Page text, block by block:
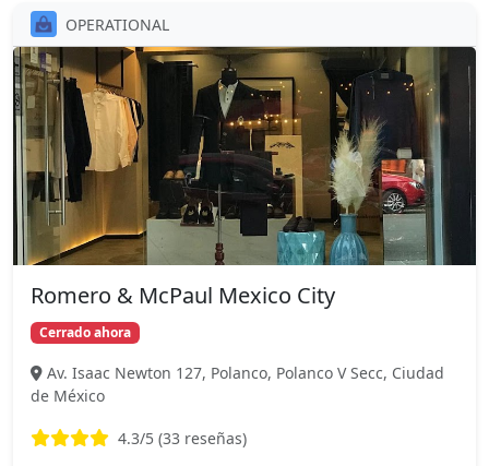
OPERATIONAL
Romero & McPaul Mexico City
Cerrado ahora
Av. Isaac Newton 127, Polanco, Polanco V Secc, Ciudad
de México
4.3/5 (33 reseñas)